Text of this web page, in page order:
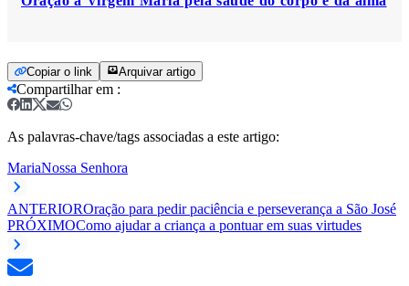
Copiar o link Arquivar artigo
Compartilhar em :
As palavras-chave/tags associadas a este artigo:
MariaNossa Senhora
ANTERIOROração para pedir paciência e perseverança a São José
PRÓXIMOComo ajudar a criança a pontuar em suas virtudes